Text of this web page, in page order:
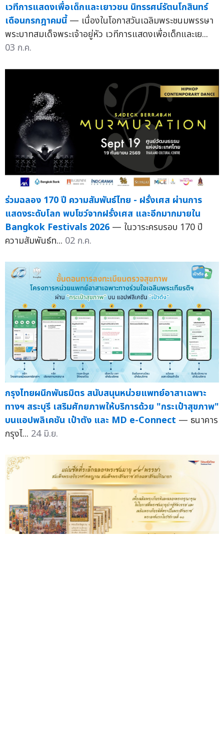
เวทีการแสดงเพื่อเด็กและเยาวชน นิทรรศน์รัตนโกสินทร์
เดือนกรกฎาคมนี้ — เนื่องในโอกาสวันเฉลิมพระชนมพรรษา
พระบาทสมเด็จพระเจ้าอยู่หัว เวทีการแสดงเพื่อเด็กและเย...
03 ก.ค.
ร่วมฉลอง 170 ปี ความสัมพันธ์ไทย - ฝรั่งเศส ผ่านการ
แสดงระดับโลก พบโชว์จากฝรั่งเศส และอีกมากมายใน
Bangkok Festivals 2026 — ในวาระครบรอบ 170 ปี
ความสัมพันธ์ท... 02 ก.ค.
กรุงไทยผนึกพันธมิตร สนับสนุนหน่วยแพทย์อาสาเฉพาะ
ทางฯ สระบุรี เสริมศักยภาพให้บริการด้วย "กระเป๋าสุขภาพ"
บนแอปพลิเคชัน เป๋าตัง และ MD e-Connect — ธนาคาร
กรุงไ... 24 มิ.ย.